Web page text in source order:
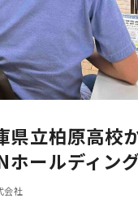
立柏原高校
ールディン
会社